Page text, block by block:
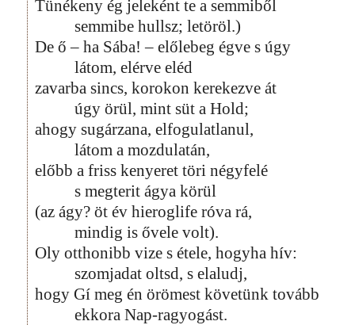
Tünékeny ég jeleként te a semmiből
semmibe hullsz; letöröl.)
De ő – ha Sába! – előlebeg égve s úgy
látom, elérve eléd
zavarba sincs, korokon kerekezve át
úgy örül, mint süt a Hold;
ahogy sugárzana, elfogulatlanul,
látom a mozdulatán,
előbb a friss kenyeret töri négyfelé
s megterit ágya körül
(az ágy? öt év hieroglife róva rá,
mindig is ővele volt).
Oly otthonibb vize s étele, hogyha hív:
szomjadat oltsd, s elaludj,
hogy Gí meg én örömest követünk tovább
ekkora Nap-ragyogást.